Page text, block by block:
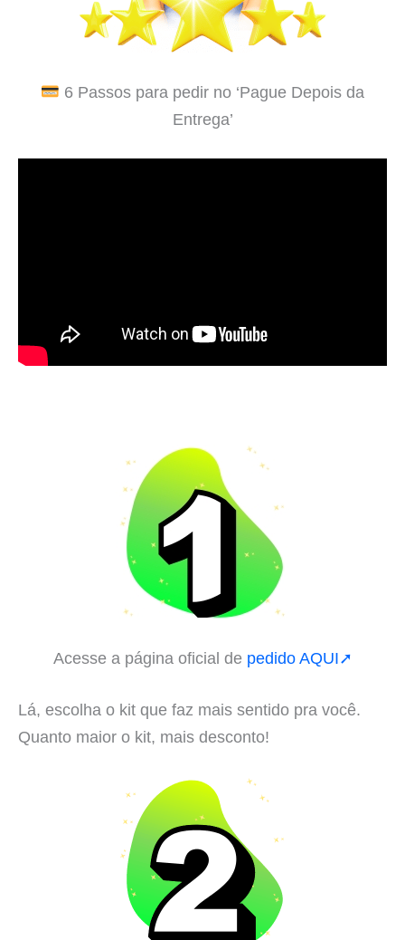
6 Passos para pedir no ‘Pague Depois da
Entrega’
Acesse a página oficial de pedido AQUI➚
Lá, escolha o kit que faz mais sentido pra você.
Quanto maior o kit, mais desconto!